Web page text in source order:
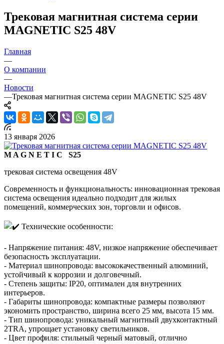
Трековая магнитная система серии
MAGNETIC S25 48V
Главная
—
О компании
—
Новости
—Трековая магнитная система серии MAGNETIC S25 48V
13 января 2026
M A G N E T I C S25
трековая система освещения 48V
Современность и функциональность: инновационная трековая
система освещения идеально подходит для жилых
помещений, коммерческих зон, торговли и офисов.
Технические особенности:
- Напряжение питания: 48V, низкое напряжение обеспечивает
безопасность эксплуатации.
- Материал шинопровода: высококачественный алюминий,
устойчивый к коррозии и долговечный.
- Степень защиты: IP20, оптимален для внутренних
интерьеров.
- Габариты шинопровода: компактные размеры позволяют
экономить пространство, ширина всего 25 мм, высота 15 мм.
- Тип шинопровода: уникальный магнитный двухконтактный
2TRA, упрощает установку светильников.
- Цвет профиля: стильный черный матовый, отлично